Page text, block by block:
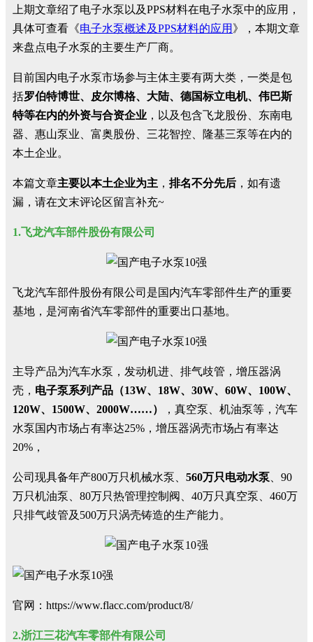
上期文章绍了电子水泵以及PPS材料在电子水泵中的应用，
具体可查看《电子水泵概述及PPS材料的应用 》，本期文章
来盘点电子水泵的主要生产厂商。
目前国内电子水泵市场参与主体主要有两大类，一类是包
括罗伯特博世、皮尔博格、大陆、德国标立电机、伟巴斯
特等在内的外资与合资企业 ，以及包含飞龙股份、东南电
器、惠山泵业、富奥股份、三花智控、隆基三泵等在内的
本土企业。
本篇文章主要以本土企业为主 ， 排名不分先后 ，如有遗
漏，请在文末评论区留言补充~
1.飞龙汽车部件股份有限公司
飞龙汽车部件股份有限公司是国内汽车零部件生产的重要
基地，是河南省汽车零部件的重要出口基地。
主导产品为汽车水泵，发动机进、排气歧管，增压器涡
壳， 电子泵系列产品（13W、18W、30W、60W、100W、
120W、1500W、2000W……）
，真空泵、机油泵等，汽车
水泵国内市场占有率达25%，增压器涡壳市场占有率达
20%，
公司现具备年产800万只机械水泵、 560万只电动水泵 、90
万只机油泵、80万只热管理控制阀、40万只真空泵、460万
只排气歧管及500万只涡壳铸造的生产能力。
官网：https://www.flacc.com/product/8/
2.浙江三花汽车零部件有限公司